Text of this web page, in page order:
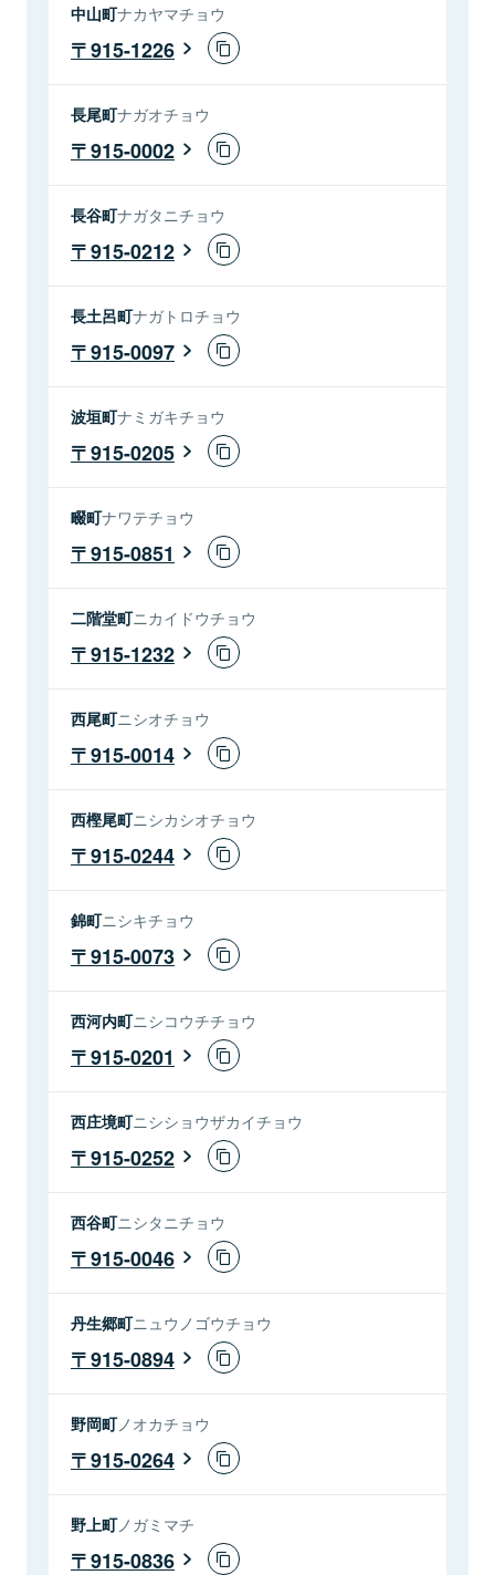
中山町ナカヤマチョウ
915-1226
長尾町ナガオチョウ
915-0002
長谷町ナガタニチョウ
915-0212
長土呂町ナガトロチョウ
915-0097
波垣町ナミガキチョウ
915-0205
畷町ナワテチョウ
915-0851
二階堂町ニカイドウチョウ
915-1232
西尾町ニシオチョウ
915-0014
西樫尾町ニシカシオチョウ
915-0244
錦町ニシキチョウ
915-0073
西河内町ニシコウチチョウ
915-0201
西庄境町ニシショウザカイチョウ
915-0252
西谷町ニシタニチョウ
915-0046
丹生郷町ニュウノゴウチョウ
915-0894
野岡町ノオカチョウ
915-0264
野上町ノガミマチ
915-0836